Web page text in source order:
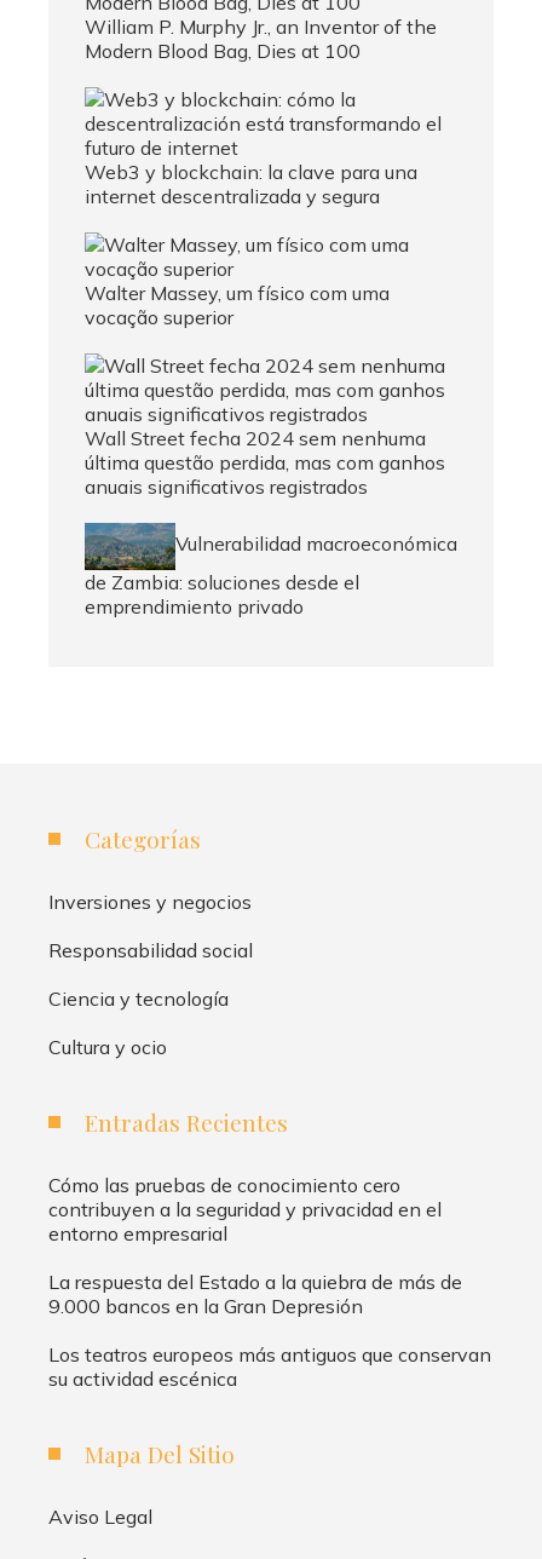
William P. Murphy Jr., an Inventor of the
Modern Blood Bag, Dies at 100
Web3 y blockchain: la clave para una
internet descentralizada y segura
Walter Massey, um físico com uma
vocação superior
Wall Street fecha 2024 sem nenhuma
última questão perdida, mas com ganhos
anuais significativos registrados
Vulnerabilidad macroeconómica
de Zambia: soluciones desde el
emprendimiento privado
Categorías
Inversiones y negocios
Responsabilidad social
Ciencia y tecnología
Cultura y ocio
Entradas Recientes
Cómo las pruebas de conocimiento cero
contribuyen a la seguridad y privacidad en el
entorno empresarial
La respuesta del Estado a la quiebra de más de
9.000 bancos en la Gran Depresión
Los teatros europeos más antiguos que conservan
su actividad escénica
Mapa Del Sitio
Aviso Legal